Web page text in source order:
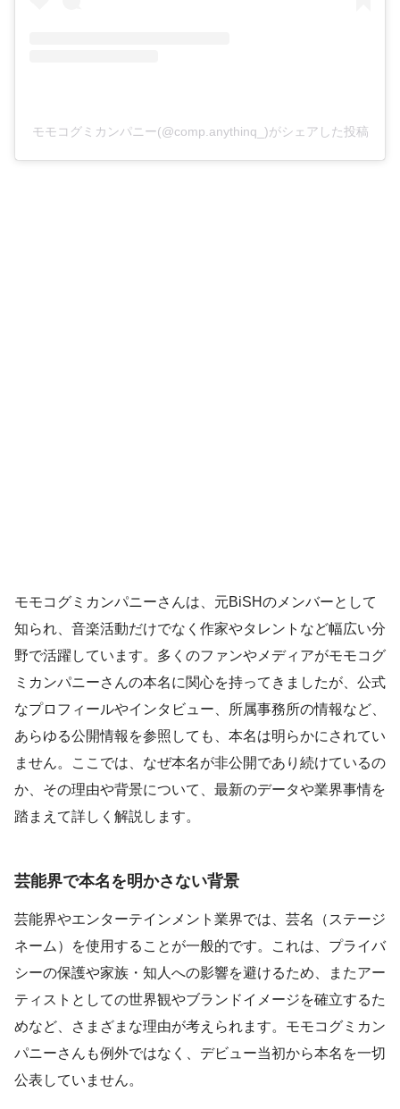
モモコグミカンパニー(@comp.anythinq_)がシェアした投稿
モモコグミカンパニーさんは、元BiSHのメンバーとして
知られ、音楽活動だけでなく作家やタレントなど幅広い分
野で活躍しています。多くのファンやメディアがモモコグ
ミカンパニーさんの本名に関心を持ってきましたが、公式
なプロフィールやインタビュー、所属事務所の情報など、
あらゆる公開情報を参照しても、本名は明らかにされてい
ません。ここでは、なぜ本名が非公開であり続けているの
か、その理由や背景について、最新のデータや業界事情を
踏まえて詳しく解説します。
芸能界で本名を明かさない背景
芸能界やエンターテインメント業界では、芸名（ステージ
ネーム）を使用することが一般的です。これは、プライバ
シーの保護や家族・知人への影響を避けるため、またアー
ティストとしての世界観やブランドイメージを確立するた
めなど、さまざまな理由が考えられます。モモコグミカン
パニーさんも例外ではなく、デビュー当初から本名を一切
公表していません。